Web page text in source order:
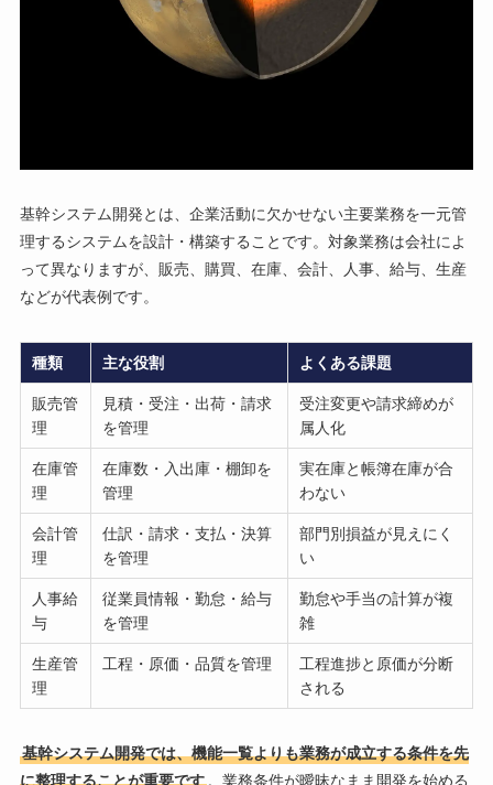
基幹システム開発とは、企業活動に欠かせない主要業務を一元管
理するシステムを設計・構築することです。対象業務は会社によ
って異なりますが、販売、購買、在庫、会計、人事、給与、生産
などが代表例です。
種類 主な役割 よくある課題
販売管
理
見積・受注・出荷・請求
を管理
受注変更や請求締めが
属人化
在庫管
理
在庫数・入出庫・棚卸を
管理
実在庫と帳簿在庫が合
わない
会計管
理
仕訳・請求・支払・決算
を管理
部門別損益が見えにく
い
人事給
与
従業員情報・勤怠・給与
を管理
勤怠や手当の計算が複
雑
生産管
理
工程・原価・品質を管理
工程進捗と原価が分断
される
基幹システム開発では、機能一覧よりも業務が成立する条件を先
に整理することが重要です。業務条件が曖昧なまま開発を始める